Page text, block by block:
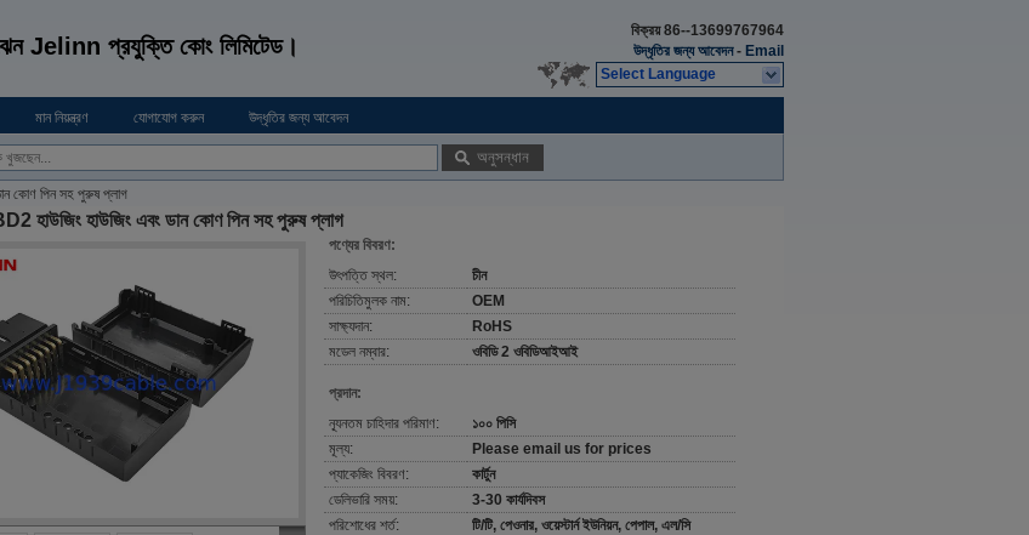
Jelinn প্রযুক্তি কোং লিমিটেড।
বিক্রয়86--13699767964
উদ্ধৃতির জন্য আবেদন- Email
Select Language
মান নিয়ন্ত্রণ যোগাযোগ করুন উদ্ধৃতির জন্য আবেদন
অনুসন্ধান
কোণ পিন সহ পুরুষ প্লাগ
হাউজিং হাউজিং এবং ডান কোণ পিন সহ পুরুষ প্লাগ
পণ্যের বিবরণ:
উৎপত্তি স্থল:
চীন
পরিচিতিমুলক নাম:
OEM
সাক্ষ্যদান:
RoHS
মডেল নম্বার:
ওবিডি 2 ওবিডিআইআই
প্রদান:
ন্যূনতম চাহিদার পরিমাণ:
১০০ পিসি
মূল্য:
Please email us for prices
প্যাকেজিং বিবরণ:
কার্টুন
ডেলিভারি সময়:
3-30 কার্যদিবস
পরিশোধের শর্ত:
টি/টি, পেওনার, ওয়েস্টার্ন ইউনিয়ন, পেপাল, এল/সি